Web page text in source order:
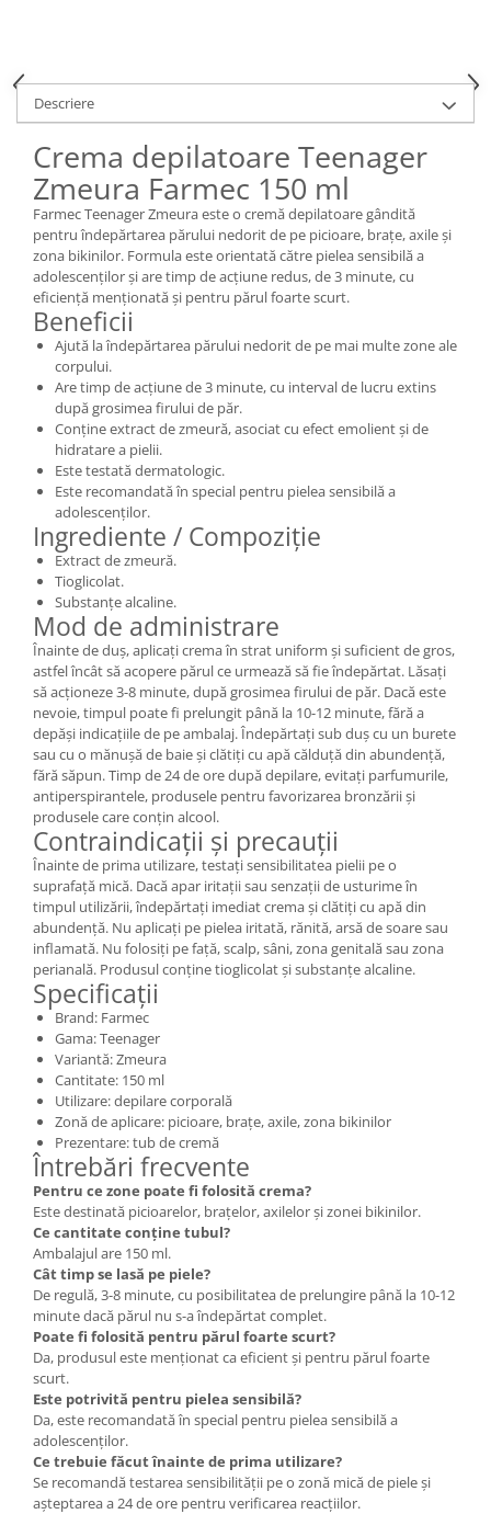
Descriere
Crema depilatoare Teenager
Zmeura Farmec 150 ml
Farmec Teenager Zmeura este o cremă depilatoare gândită
pentru îndepărtarea părului nedorit de pe picioare, brațe, axile și
zona bikinilor. Formula este orientată către pielea sensibilă a
adolescenților și are timp de acțiune redus, de 3 minute, cu
eficiență menționată și pentru părul foarte scurt.
Beneficii
Ajută la îndepărtarea părului nedorit de pe mai multe zone ale
corpului.
Are timp de acțiune de 3 minute, cu interval de lucru extins
după grosimea firului de păr.
Conține extract de zmeură, asociat cu efect emolient și de
hidratare a pielii.
Este testată dermatologic.
Este recomandată în special pentru pielea sensibilă a
adolescenților.
Ingrediente / Compoziție
Extract de zmeură.
Tioglicolat.
Substanțe alcaline.
Mod de administrare
Înainte de duș, aplicați crema în strat uniform și suficient de gros,
astfel încât să acopere părul ce urmează să fie îndepărtat. Lăsați
să acționeze 3-8 minute, după grosimea firului de păr. Dacă este
nevoie, timpul poate fi prelungit până la 10-12 minute, fără a
depăși indicațiile de pe ambalaj. Îndepărtați sub duș cu un burete
sau cu o mănușă de baie și clătiți cu apă călduță din abundență,
fără săpun. Timp de 24 de ore după depilare, evitați parfumurile,
antiperspirantele, produsele pentru favorizarea bronzării și
produsele care conțin alcool.
Contraindicații și precauții
Înainte de prima utilizare, testați sensibilitatea pielii pe o
suprafață mică. Dacă apar iritații sau senzații de usturime în
timpul utilizării, îndepărtați imediat crema și clătiți cu apă din
abundență. Nu aplicați pe pielea iritată, rănită, arsă de soare sau
inflamată. Nu folosiți pe față, scalp, sâni, zona genitală sau zona
perianală. Produsul conține tioglicolat și substanțe alcaline.
Specificații
Brand: Farmec
Gama: Teenager
Variantă: Zmeura
Cantitate: 150 ml
Utilizare: depilare corporală
Zonă de aplicare: picioare, brațe, axile, zona bikinilor
Prezentare: tub de cremă
Întrebări frecvente
Pentru ce zone poate fi folosită crema?
Este destinată picioarelor, brațelor, axilelor și zonei bikinilor.
Ce cantitate conține tubul?
Ambalajul are 150 ml.
Cât timp se lasă pe piele?
De regulă, 3-8 minute, cu posibilitatea de prelungire până la 10-12
minute dacă părul nu s-a îndepărtat complet.
Poate fi folosită pentru părul foarte scurt?
Da, produsul este menționat ca eficient și pentru părul foarte
scurt.
Este potrivită pentru pielea sensibilă?
Da, este recomandată în special pentru pielea sensibilă a
adolescenților.
Ce trebuie făcut înainte de prima utilizare?
Se recomandă testarea sensibilității pe o zonă mică de piele și
așteptarea a 24 de ore pentru verificarea reacțiilor.